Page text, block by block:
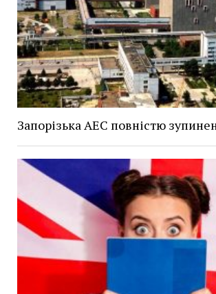
Запорізька АЕС повністю